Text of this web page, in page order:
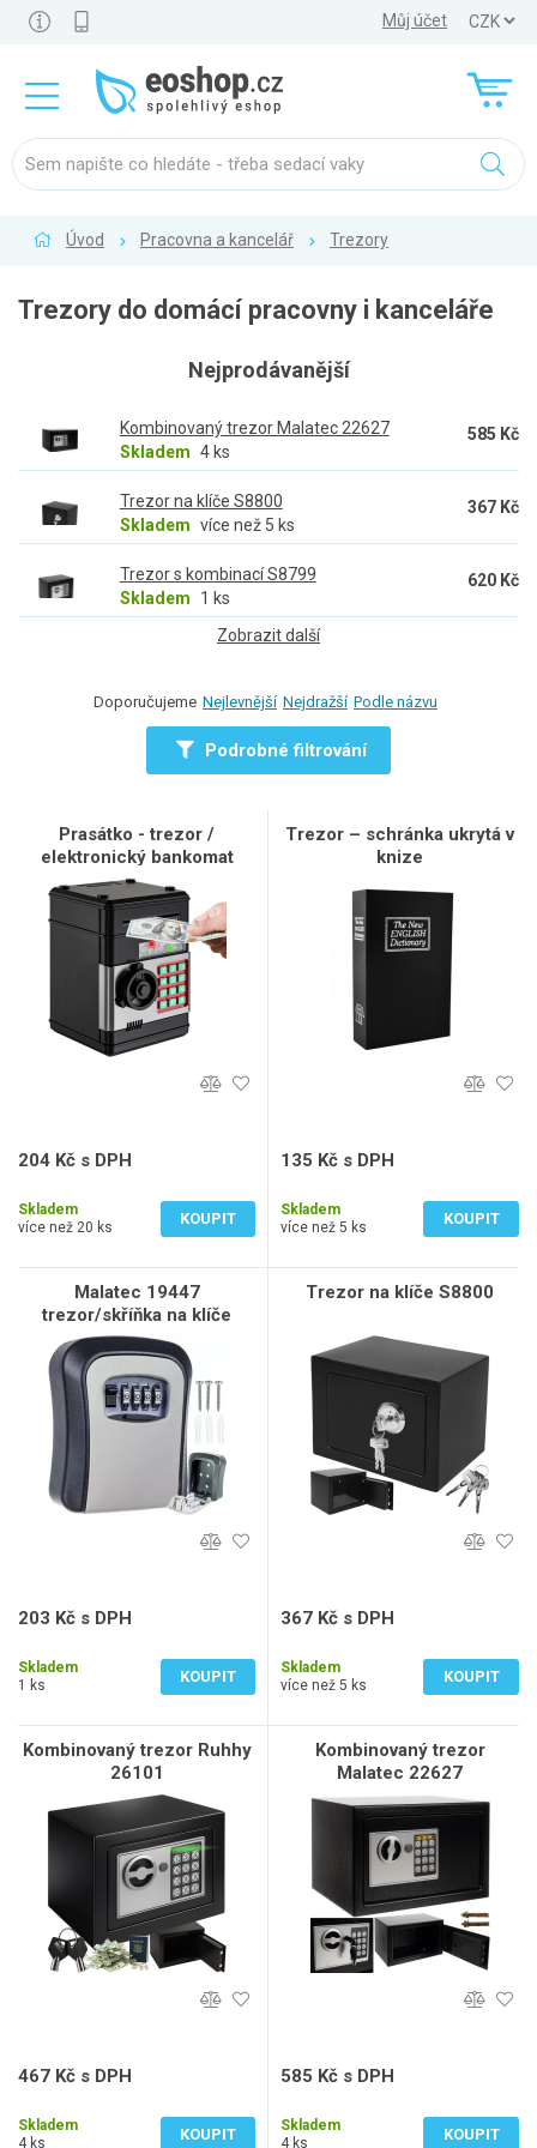
Můj účet
Úvod Pracovna a kancelář Trezory
Trezory do domácí pracovny i kanceláře
Nejprodávanější
Kombinovaný trezor Malatec 22627
Skladem 4 ks
585 Kč
Trezor na klíče S8800
Skladem více než 5 ks
367 Kč
Trezor s kombinací S8799
Skladem
1 ks
620 Kč
Zobrazit další
Doporučujeme Nejlevnější Nejdražší Podle názvu
Podrobné filtrování
Prasátko - trezor /
elektronický bankomat
23545
204 Kč s DPH
Skladem
více než 20 ks
KOUPIT
Trezor – schránka ukrytá v
knize
135 Kč s DPH
Skladem
více než 5 ks
KOUPIT
Malatec 19447
trezor/skříňka na klíče
203 Kč s DPH
Skladem
1 ks
KOUPIT
Trezor na klíče S8800
367 Kč s DPH
Skladem
více než 5 ks
KOUPIT
Kombinovaný trezor Ruhhy
26101
467 Kč s DPH
Skladem
4 ks
KOUPIT
Kombinovaný trezor
Malatec 22627
585 Kč s DPH
Skladem
4 ks
KOUPIT